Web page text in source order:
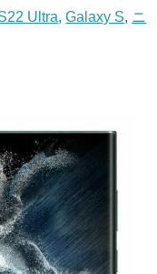
Ultra,Galaxy S, ニ